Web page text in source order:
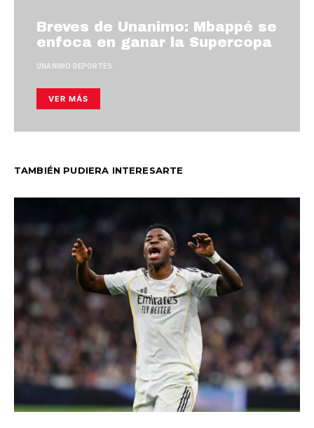
Breves de Unanimo: Mbappé se
enfoca en ganar la Supercopa
UNANIMO DEPORTES
VER MÁS
TAMBIÉN PUDIERA INTERESARTE